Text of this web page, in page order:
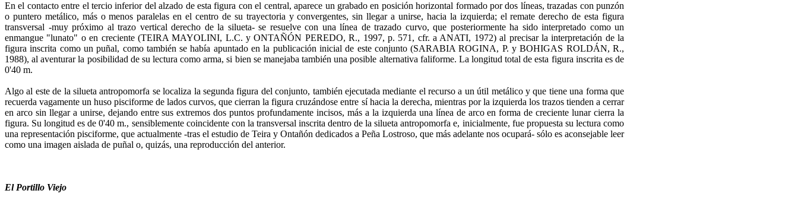
En el contacto entre el tercio inferior del alzado de esta figu­ra con el central, aparece un grabado en posición horizontal for­mado por dos líneas, trazadas con punzón
o puntero metálico, más o menos paralelas en el centro de su trayectoria y conver­gentes, sin llegar a unirse, hacia la izquierda; el remate derecho de esta figura
transversal -muy próximo al trazo vertical dere­cho de la silueta- se resuelve con una línea de trazado curvo, que posteriormente ha sido interpretado como un
enmangue "lunato" o en creciente (TEIRA MAYOLINI, L.C. y ONTAÑÓN PEREDO, R., 1997, p. 571, cfr. a ANATI, 1972) al precisar la interpre­tación de la
figura inscrita como un puñal, como también se ha­bía apuntado en la publicación inicial de este conjunto (SARABIA ROGINA, P. y BOHIGAS ROLDÁN, R.,
1988), al aventurar la posibilidad de su lectura como arma, si bien se manejaba tam­bién una posible alternativa faliforme. La longitud total de esta figura inscrita es de
0'40 m.
Algo al este de la silueta antropomorfa se localiza la se­gunda figura del conjunto, también ejecutada mediante el re­curso a un útil metálico y que tiene una forma que
recuerda vagamente un huso pisciforme de lados curvos, que cierran la figura cruzándose entre sí hacia la derecha, mientras por la iz­quierda los trazos tienden a cerrar
en arco sin llegar a unirse, dejando entre sus extremos dos puntos profundamente inci­sos, más a la izquierda una línea de arco en forma de crecien­te lunar cierra la
figura. Su longitud es de 0'40 m., sensible­mente coincidente con la transversal inscrita dentro de la si­lueta antropomorfa e, inicialmente, fue propuesta su lectura como
una representación pisciforme, que actualmente -tras el estudio de Teira y Ontañón dedicados a Peña Lostroso, que más adelante nos ocupará- sólo es aconsejable leer
como una imagen aislada de puñal o, quizás, una reproducción del an­terior.
El Portillo Viejo